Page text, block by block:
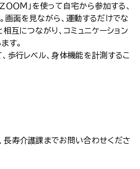
ＯＯＭ」を使って自宅から参加する、
画面を見ながら、運動するだけでな
相互につながり、コミュニケーション
す。
歩行レベル、身体機能を計測するこ
長寿介護課までお問い合わせくださ